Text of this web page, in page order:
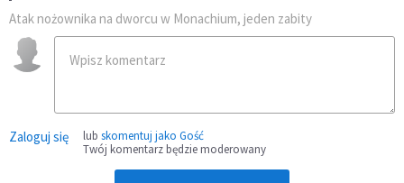
Atak nożownika na dworcu w Monachium, jeden zabity
Zaloguj się lub skomentuj jako Gość
Twój komentarz będzie moderowany